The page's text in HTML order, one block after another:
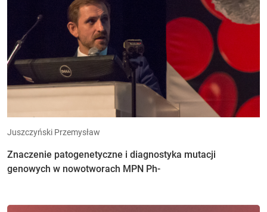
Juszczyński Przemysław
Znaczenie patogenetyczne i diagnostyka mutacji
genowych w nowotworach MPN Ph-